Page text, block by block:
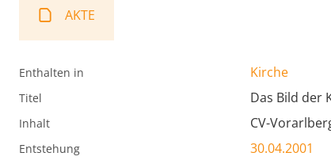
AKTE
Enthalten in Kirche
Titel Das Bild der
Inhalt CV-
Entstehung 30.04.2001